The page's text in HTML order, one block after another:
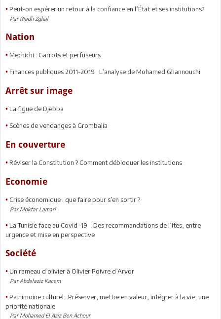
• Peut-on espérer un retour à la confiance en l’État et ses institutions?
Par Riadh Zghal
Nation
• Mechichi : Garrots et perfuseurs
• Finances publiques 2011-2019 : L’analyse de Mohamed Ghannouchi
Arrêt sur image
• La figue de Djebba
• Scènes de vendanges à Grombalia
En couverture
• Réviser la Constitution ? Comment débloquer les institutions
Economie
• Crise économique : que faire pour s’en sortir ?
Par Moktar Lamari
• La Tunisie face au Covid -19 : Des recommandations de l’Ites, entre
urgence et mise en perspective
Société
• Un rameau d’olivier à Olivier Poivre d’Arvor
Par Abdelaziz Kacem
• Patrimoine culturel : Préserver, mettre en valeur, intégrer à la vie, une
priorité nationale
Par Mohamed El Aziz Ben Achour